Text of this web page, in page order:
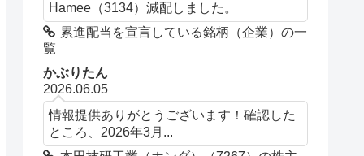
Hamee（3134）減配しました。
累進配当を宣言している銘柄（企業）の一
覧
かぶりたん
2026.06.05
情報提供ありがとうございます！確認した
ところ、2026年3月...